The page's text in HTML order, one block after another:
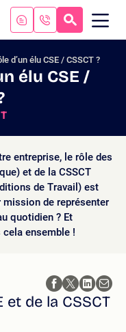
d’un élu CSE / CSSCT ?
élu CSE /
entreprise, le rôle des
et de la CSSCT
de Travail) est
de représenter
quotidien ? Et
ensemble !
de la CSSCT